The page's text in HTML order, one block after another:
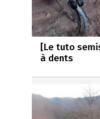
[Le tuto
à dents